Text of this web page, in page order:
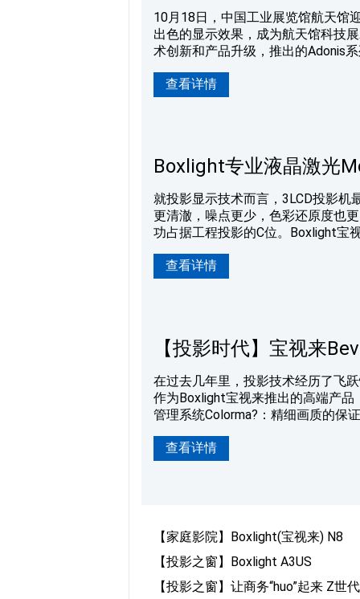
10月18日，中国工业展览馆航天馆
出色的显示效果，成为航天馆科技展示的重要助力，为
术创新和产品升级，推出的Adonis
览馆航天馆，Adonis系列激光投影
列激光投影机都能以饱满的色彩和
查看详情
Boxlight专业液晶激光
就投影显示技术而言，3LCD投影机
更清澈，噪点更少，色彩还原度也
功占据工程投影的C位。Boxlight宝
20,000小时长寿命高亮画面，原生
滤网密闭冷却方式，“低噪音”和“
查看详情
【投影时代】宝视来
在过去几年里，投影技术经历了飞
作为Boxlight宝视来推出的高端产
管理系统Colorma?：精细画质的保
化使得投影机在展示高动态范围内
4K（3840x2160）主流分辨率，提
查看详情
【家庭影院】Boxlight(宝视来) N8
【投影之窗】Boxlight A3US
【投影之窗】让商务“huo”起来 Z世